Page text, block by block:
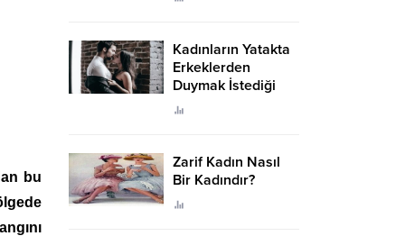
bu
Kadınların Yatakta
Erkeklerden
Duymak İstediği
Sözler
Zarif Kadın Nasıl
Bir Kadındır?